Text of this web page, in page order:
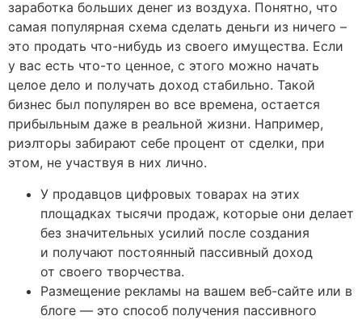
заработка больших денег из воздуха. Понятно, что
самая популярная схема сделать деньги из ничего –
это продать что-нибудь из своего имущества. Если
у вас есть что-то ценное, с этого можно начать
целое дело и получать доход стабильно. Такой
бизнес был популярен во все времена, остается
прибыльным даже в реальной жизни. Например,
риэлторы забирают себе процент от сделки, при
этом, не участвуя в них лично.
У продавцов цифровых товарах на этих
площадках тысячи продаж, которые они делает
без значительных усилий после создания
и получают постоянный пассивный доход
от своего творчества.
Размещение рекламы на вашем веб-сайте или в
блоге — это способ получения пассивного